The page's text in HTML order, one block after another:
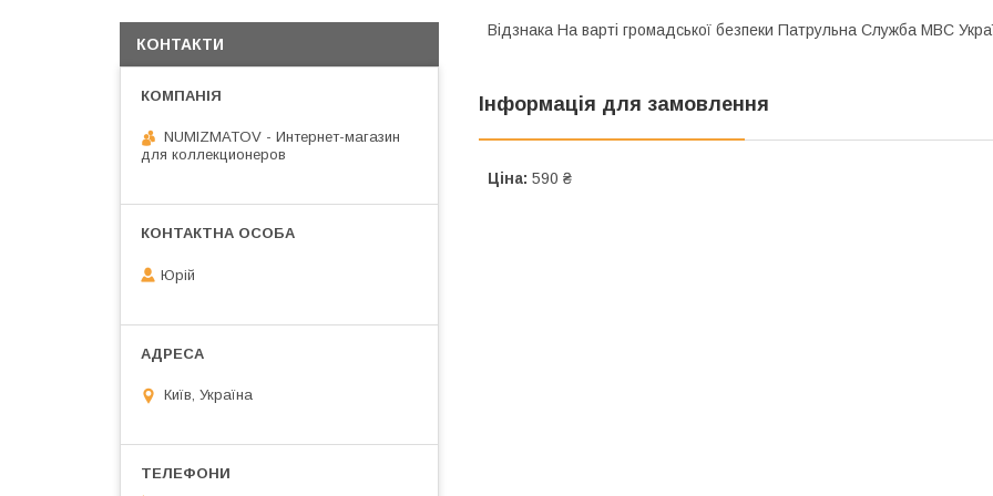
Відзнака На варті громадської безпеки Патрульна Служба МВС
Інформація для замовлення
Ціна: 590 ₴
КОНТАКТИ
NUMIZMATOV - Интернет-магазин
для коллекционеров
Юрій
Київ, Україна